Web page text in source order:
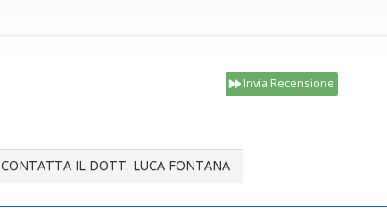
Invia Recensione
CONTATTA IL DOTT. LUCA FONTANA